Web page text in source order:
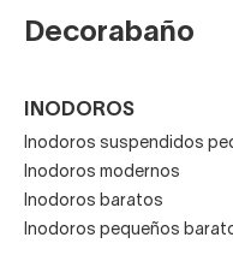
Decorabaño
INODOROS
Inodoros suspendidos
Inodoros modernos
Inodoros baratos
Inodoros pequeños